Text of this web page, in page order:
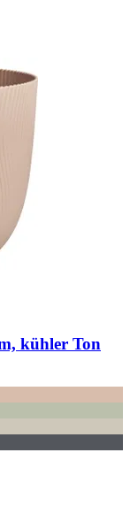
kühler Ton